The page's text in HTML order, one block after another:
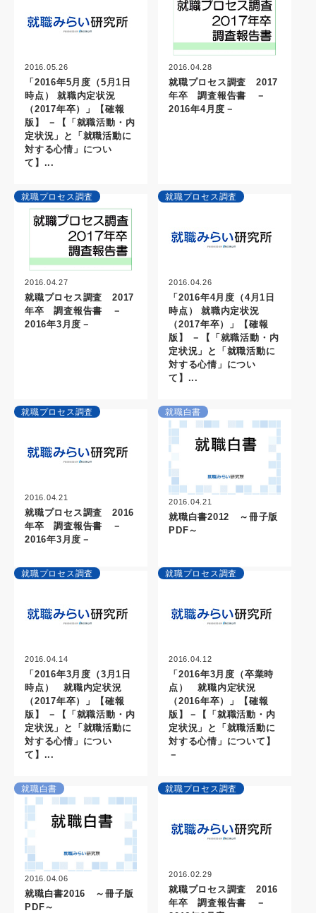
2016.05.26
「2016年5月度（5月1日
時点） 就職内定状況
（2017年卒）」【確報
版】 －【「就職活動・内
定状況」と「就職活動に
対する心情」につい
て】...
2016.04.28
就職プロセス調査 2017
年卒 調査報告書 －
2016年4月度－
就職プロセス調査
2016.04.27
就職プロセス調査 2017
年卒 調査報告書 －
2016年3月度－
就職プロセス調査
2016.04.26
「2016年4月度（4月1日
時点） 就職内定状況
（2017年卒）」【確報
版】 －【「就職活動・内
定状況」と「就職活動に
対する心情」につい
て】...
就職プロセス調査
2016.04.21
就職プロセス調査 2016
年卒 調査報告書 －
2016年3月度－
就職白書
2016.04.21
就職白書2012 ～冊子版
PDF～
就職プロセス調査
2016.04.14
「2016年3月度（3月1日
時点） 就職内定状況
（2017年卒）」【確報
版】 －【「就職活動・内
定状況」と「就職活動に
対する心情」につい
て】...
就職プロセス調査
2016.04.12
「2016年3月度（卒業時
点） 就職内定状況
（2016年卒）」【確報
版】－【「就職活動・内
定状況」と「就職活動に
対する心情」について】
－
就職白書
2016.04.06
就職白書2016 ～冊子版
PDF～
就職プロセス調査
2016.02.29
就職プロセス調査 2016
年卒 調査報告書 －